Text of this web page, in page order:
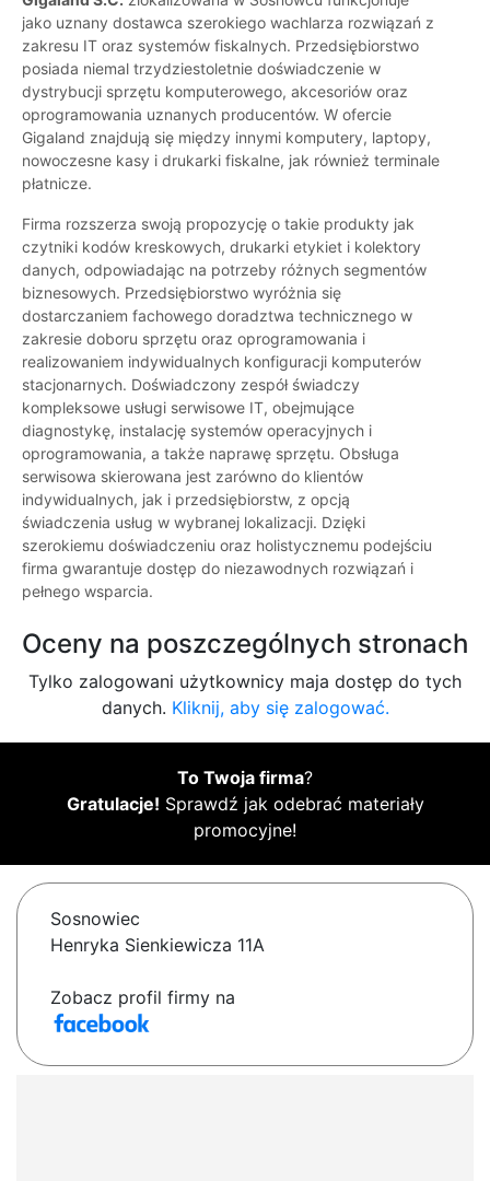
jako uznany dostawca szerokiego wachlarza rozwiązań z
zakresu IT oraz systemów fiskalnych. Przedsiębiorstwo
posiada niemal trzydziestoletnie doświadczenie w
dystrybucji sprzętu komputerowego, akcesoriów oraz
oprogramowania uznanych producentów. W ofercie
Gigaland znajdują się między innymi komputery, laptopy,
nowoczesne kasy i drukarki fiskalne, jak również terminale
płatnicze.
Firma rozszerza swoją propozycję o takie produkty jak
czytniki kodów kreskowych, drukarki etykiet i kolektory
danych, odpowiadając na potrzeby różnych segmentów
biznesowych. Przedsiębiorstwo wyróżnia się
dostarczaniem fachowego doradztwa technicznego w
zakresie doboru sprzętu oraz oprogramowania i
realizowaniem indywidualnych konfiguracji komputerów
stacjonarnych. Doświadczony zespół świadczy
kompleksowe usługi serwisowe IT, obejmujące
diagnostykę, instalację systemów operacyjnych i
oprogramowania, a także naprawę sprzętu. Obsługa
serwisowa skierowana jest zarówno do klientów
indywidualnych, jak i przedsiębiorstw, z opcją
świadczenia usług w wybranej lokalizacji. Dzięki
szerokiemu doświadczeniu oraz holistycznemu podejściu
firma gwarantuje dostęp do niezawodnych rozwiązań i
pełnego wsparcia.
Oceny na poszczególnych stronach
Tylko zalogowani użytkownicy maja dostęp do tych
danych. Kliknij, aby się zalogować.
To Twoja firma?
Gratulacje! Sprawdź jak odebrać materiały
promocyjne!
Sosnowiec
Henryka Sienkiewicza 11A
Zobacz profil firmy na